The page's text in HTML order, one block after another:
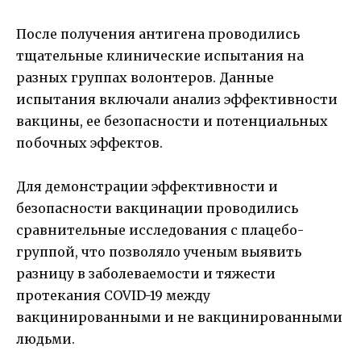
После получения антигена проводились
тщательные клинические испытания на
разных группах волонтеров. Данные
испытания включали анализ эффективности
вакцины, ее безопасности и потенциальных
побочных эффектов.
Для демонстрации эффективности и
безопасности вакцинации проводились
сравнительные исследования с плацебо-
группой, что позволяло ученым выявить
разницу в заболеваемости и тяжести
протекания COVID-19 между
вакцинированными и не вакцинированными
людьми.